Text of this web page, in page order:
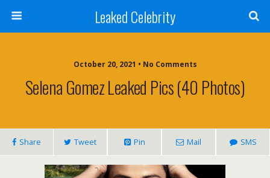
Leaked Celebrity
October 20, 2021 • No Comments
Selena Gomez Leaked Pics (40 Photos)
Share Tweet Pin Mail SMS